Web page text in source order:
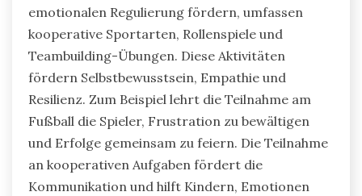
emotionalen Regulierung fördern, umfassen
kooperative Sportarten, Rollenspiele und
Teambuilding-Übungen. Diese Aktivitäten
fördern Selbstbewusstsein, Empathie und
Resilienz. Zum Beispiel lehrt die Teilnahme am
Fußball die Spieler, Frustration zu bewältigen
und Erfolge gemeinsam zu feiern. Die Teilnahme
an kooperativen Aufgaben fördert die
Kommunikation und hilft Kindern, Emotionen